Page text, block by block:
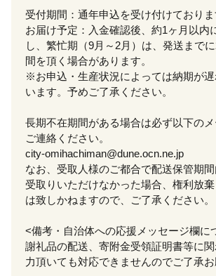
受付期間：通年申込を受け付けておりま
お届け予定：入金確認後、約1ヶ月以内
し、繁忙期（9月～2月）は、発送まで
間を頂く場合があります。
※お申込・生産状況によっては納期が
います。予めご了承ください。
長期不在期間がある場合は必ず以下の
ご連絡ください。
city-omihachiman@dune.ocn.ne.jp
なお、受取人様のご都合で配送保管期
受取りいただけなかった場合、権利放
は致しかねますので、ご了承ください。
<備考・自治体への応援メッセージ欄に
謝礼品の配送、寄附金受領証明書等に
力頂いても対応できませんのでご了承お